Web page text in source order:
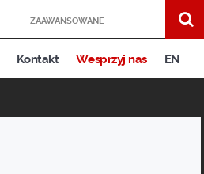
ZAAWANSOWANE
Kontakt Wesprzyj nas EN